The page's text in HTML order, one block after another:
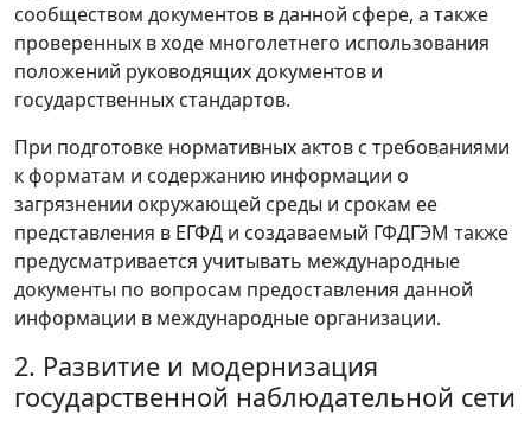
сообществом документов в данной сфере, а также
проверенных в ходе многолетнего использования
положений руководящих документов и
государственных стандартов.
При подготовке нормативных актов с требованиями
к форматам и содержанию информации о
загрязнении окружающей среды и срокам ее
представления в ЕГФД и создаваемый ГФДГЭМ также
предусматривается учитывать международные
документы по вопросам предоставления данной
информации в международные организации.
2. Развитие и модернизация
государственной наблюдательной сети